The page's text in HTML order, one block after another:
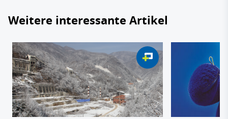
Weitere interessante Artikel